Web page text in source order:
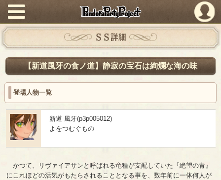
PandoraPartyProject
ＳＳ詳細
【新道風牙の食ノ道】静寂の宝石は絢爛な海の味
登場人物一覧
新道 風牙(p3p005012)
よをつむぐもの
かつて、リヴァイアサンと呼ばれる竜種が支配していた『絶望の青』
にこれほどの活気がもたらされることとなる事を、数年前に一体何人が